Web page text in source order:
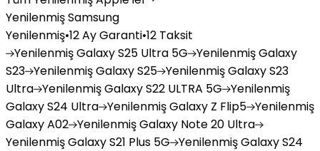
Yenilenmiş Samsung
Yenilenmiş•12 Ay Garanti•12 Taksit
YenilenmişGalaxy S25 Ultra 5G YenilenmişGalaxy
S23 YenilenmişGalaxy S25 YenilenmişGalaxy S23
Ultra YenilenmişGalaxy S22 ULTRA 5G Yenilenmiş
Galaxy S24 Ultra YenilenmişGalaxy Z Flip5 Yenilenmiş
Galaxy A02 YenilenmişGalaxy Note 20 Ultra
YenilenmişGalaxy S21 Plus 5G YenilenmişGalaxy S24